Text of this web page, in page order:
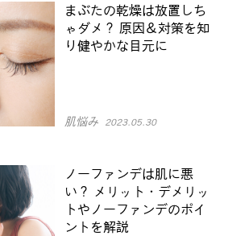
まぶたの乾燥は放置しち
ゃダメ？ 原因＆対策を知
り健やかな目元に
肌悩み 2023.05.30
ノーファンデは肌に悪
い？ メリット・デメリッ
トやノーファンデのポイ
ントを解説